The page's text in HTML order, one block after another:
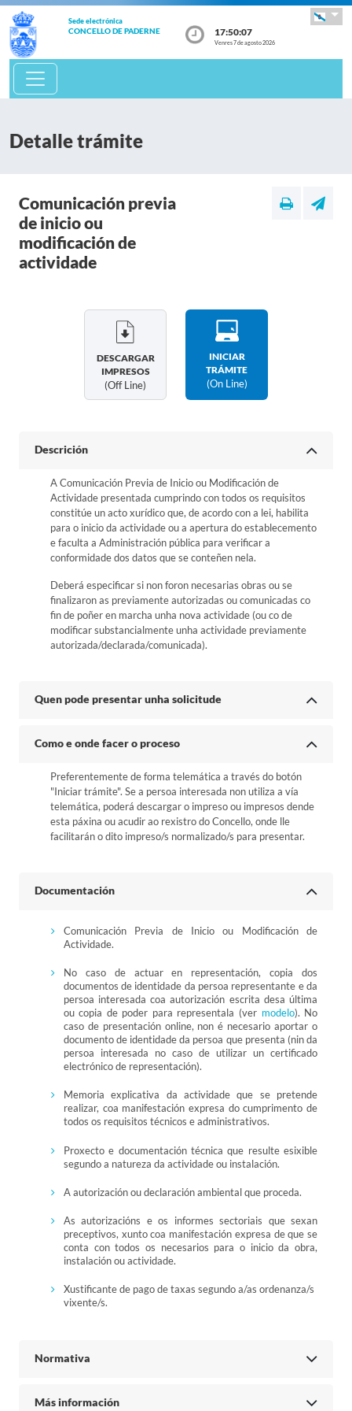
Sede electrónica
CONCELLO DE PADERNE 17:50:07
Venres 7 de agosto 2026
Detalle trámite
Comunicación previa
de inicio ou
modificación de
actividade
DESCARGAR
IMPRESOS
(off Line)
INICIAR
TRÁMITE
(on Line)
Descrición
A Comunicación Previa de Inicio ou Modificación de
Actividade presentada cumprindo con todos os requisitos
constitúe un acto xurídico que, de acordo con a lei, habilita
para o inicio da actividade ou a apertura do establecemento
e faculta a Administración pública para verificar a
conformidade dos datos que se conteñen nela.
Deberá especificar si non foron necesarias obras ou se
finalizaron as previamente autorizadas ou comunicadas co
fin de poñer en marcha unha nova actividade (ou co de
modificar substancialmente unha actividade previamente
autorizada/declarada/comunicada).
Quen pode presentar unha solicitude
Como e onde facer o proceso
Preferentemente de forma telemática a través do botón
"Iniciar trámite". Se a persoa interesada non utiliza a vía
telemática, poderá descargar o impreso ou impresos dende
esta páxina ou acudir ao rexistro do Concello, onde lle
facilitarán o dito impreso/s normalizado/s para presentar.
Documentación
Comunicación Previa de Inicio ou Modificación de
Actividade.
No caso de actuar en representación, copia dos
documentos de identidade da persoa representante e da
persoa interesada coa autorización escrita desa última
ou copia de poder para representala (ver modelo). No
caso de presentación online, non é necesario aportar o
documento de identidade da persoa que presenta (nin da
persoa interesada no caso de utilizar un certificado
electrónico de representación).
Memoria explicativa da actividade que se pretende
realizar, coa manifestación expresa do cumprimento de
todos os requisitos técnicos e administrativos.
Proxecto e documentación técnica que resulte esixible
segundo a natureza da actividade ou instalación.
A autorización ou declaración ambiental que proceda.
As autorizacións e os informes sectoriais que sexan
preceptivos, xunto coa manifestación expresa de que se
conta con todos os necesarios para o inicio da obra,
instalación ou actividade.
Xustificante de pago de taxas segundo a/as ordenanza/s
vixente/s.
Normativa
Más información